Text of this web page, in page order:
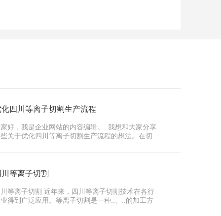
化四川等离子切割生产流程
好，我是企业网站的内容编辑。..我想和大家分享
关于优化四川等离子切割生产流程的想法。在切
等离子切割
等离子切割 近年来，四川等离子切割技术在各行
得到广泛应用。等离子切割是一种..、..的加工方